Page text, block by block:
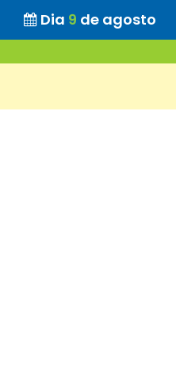
Dia 9 de agosto